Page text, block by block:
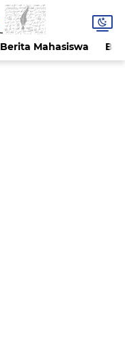
Berita Mahasiswa